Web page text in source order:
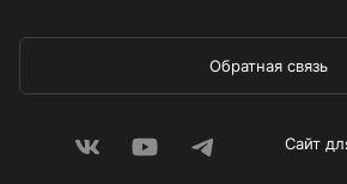
Обратная связь
Сайт